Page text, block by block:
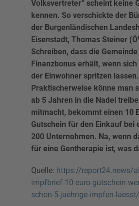
Volksvertreter“ scheint keine
kennen. So verschickte der
der Burgenländischen
Eisenstadt, Thomas Steiner
Schreiben, dass die
Finanzbonus erhält, wenn
der Einwohner spritzen lassen.
Praktischerweise könne man
ab 5 Jahren in die Nadel
mitmacht, bekommt einen 10
Gutschein für den Einkauf bei
200 Unternehmen. Na, wenn
für eine Gentherapie ist, was
Quelle: https://report24.news/
impfbrief-10-euro-gutschein-
schon-5-jaehrige-impfen-laesst/